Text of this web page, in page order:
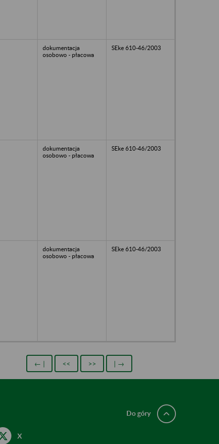
dokumentacja
osobowo - płacowa
SEke 610-46/2003
dokumentacja
osobowo - płacowa
SEke 610-46/2003
dokumentacja
osobowo - płacowa
SEke 610-46/2003
← | << >> | →
X
Do góry